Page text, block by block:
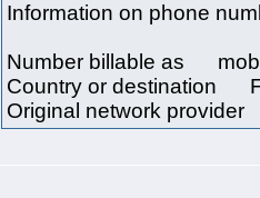
Information on phone
Number billable as
Country or destination
Original network